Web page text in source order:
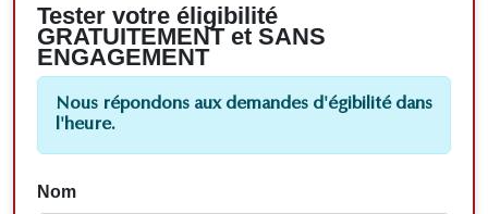
Tester votre éligibilité
GRATUITEMENT et SANS
ENGAGEMENT
Nous répondons aux demandes d'égibilité dans
l'heure.
Nom